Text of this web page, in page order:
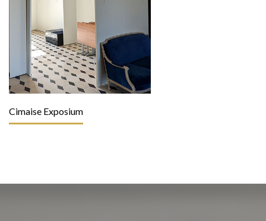
Cimaise Exposium